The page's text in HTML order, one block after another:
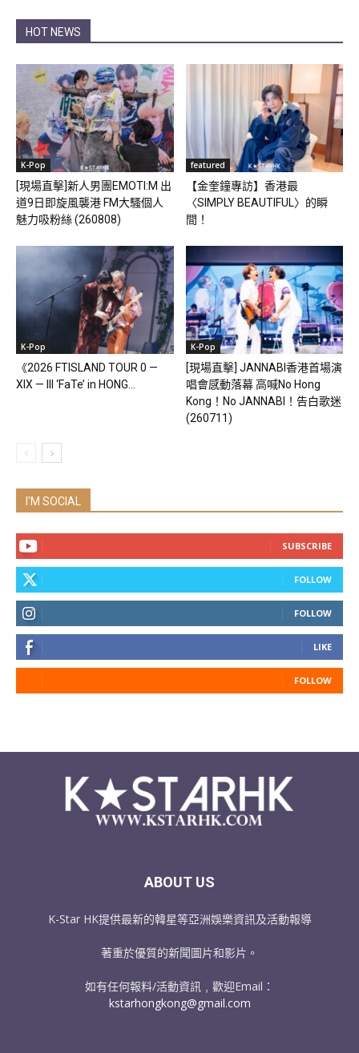
HOT NEWS
K-Pop
[現場直擊]新人男團EMOTI:M 出
道9日即旋風襲港 FM大騷個人
魅力吸粉絲 (260808)
featured
【金奎鐘專訪】香港最
〈SIMPLY BEAUTIFUL〉的瞬
間！
K-Pop
《2026 FTISLAND TOUR 0 —
XIX — III ‘FaTe’ in HONG...
K-Pop
[現場直擊] JANNABI香港首場演
唱會感動落幕 高喊No Hong
Kong！No JANNABI！告白歌迷
(260711)
I'M SOCIAL
SUBSCRIBE
FOLLOW
FOLLOW
LIKE
FOLLOW
ABOUT US
K-Star HK提供最新的韓星等亞洲娛樂資訊及活動報導
著重於優質的新聞圖片和影片。
如有任何報料/活動資訊﹐歡迎Email：
kstarhongkong@gmail.com